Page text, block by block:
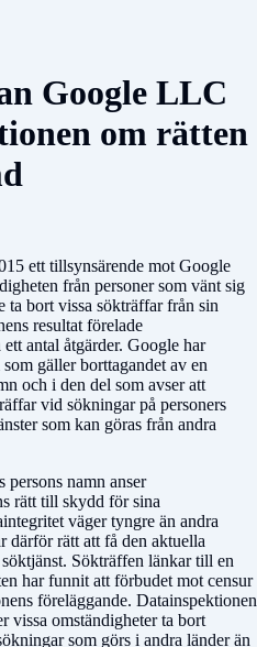
Google LLC
om rätten
ett tillsynsärende mot Google
från personer som vänt sig
ta bort vissa sökträffar från sin
resultat förelade
antal åtgärder. Google har
gäller borttagandet av en
och i den del som avser att
vid sökningar på personers
som kan göras från andra
persons namn anser
rätt till skydd för sina
väger tyngre än andra
därför rätt att få den aktuella
Sökträffen länkar till en
har funnit att förbudet mot censur
föreläggande. Datainspektionen
vissa omständigheter ta bort
som görs i andra länder än